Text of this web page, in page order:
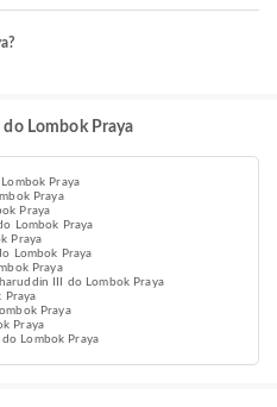
do Lombok Praya
Praya
Praya
Praya
Lombok Praya
Praya
Lombok Praya
Praya
III do Lombok Praya
Praya
Praya
Praya
Lombok Praya